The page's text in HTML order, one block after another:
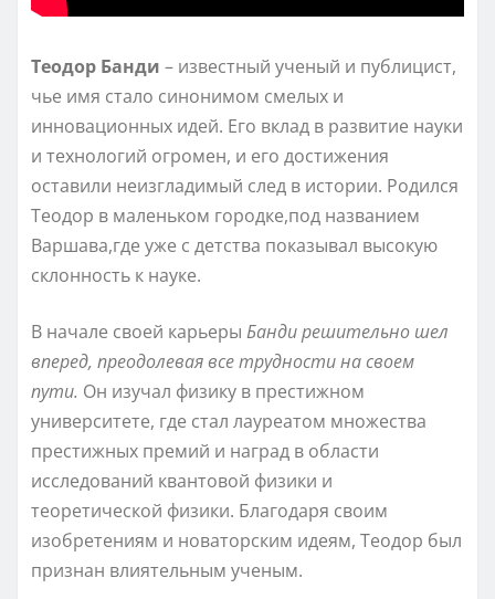
Теодор Банди – известный ученый и публицист,
чье имя стало синонимом смелых и
инновационных идей. Его вклад в развитие науки
и технологий огромен, и его достижения
оставили неизгладимый след в истории. Родился
Теодор в маленьком городке,под названием
Варшава,где уже с детства показывал высокую
склонность к науке.
В начале своей карьеры Банди решительно шел
вперед, преодолевая все трудности на своем
пути. Он изучал физику в престижном
университете, где стал лауреатом множества
престижных премий и наград в области
исследований квантовой физики и
теоретической физики. Благодаря своим
изобретениям и новаторским идеям, Теодор был
признан влиятельным ученым.